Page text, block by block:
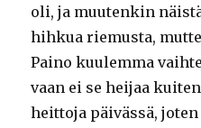
oli, ja muutenkin
hihkua riemusta,
Paino kuulemma
vaan ei se heijaa
heittoja päivässä,